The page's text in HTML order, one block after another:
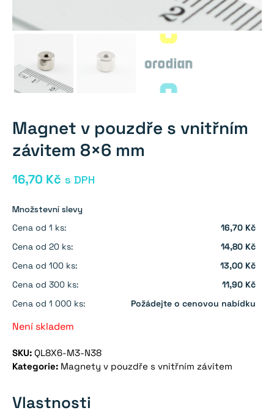
Magnet v pouzdře s vnitřním
závitem 8×6 mm
16,70 Kč s DPH
Množstevní slevy
Cena od 1 ks:
16,70 Kč
Cena od 20 ks:
14,80 Kč
Cena od 100 ks:
13,00 Kč
Cena od 300 ks:
11,90 Kč
Cena od 1 000 ks:
Požádejte o cenovou nabídku
Není skladem
SKU: QL8X6-M3-N38
Kategorie: Magnety v pouzdře s vnitřním závitem
Vlastnosti